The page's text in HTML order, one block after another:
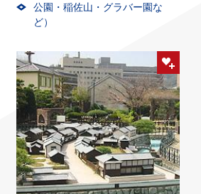
公園・稲佐山・グラバー園な
ど）